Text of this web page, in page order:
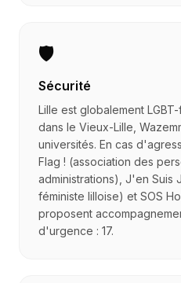
🛡️
Sécurité
Lille est globalement
dans le Vieux-Lille,
universités. En cas
Flag ! (association des
administrations), J'en Suis
féministe lilloise) et SOS
proposent
d'urgence : 17.